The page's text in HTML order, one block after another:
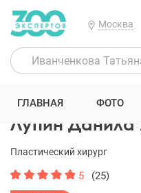
Москва
300 Экспертов
Лупин Данила
Пластический хирург
5 (25)
ГЛАВНАЯ ФОТО